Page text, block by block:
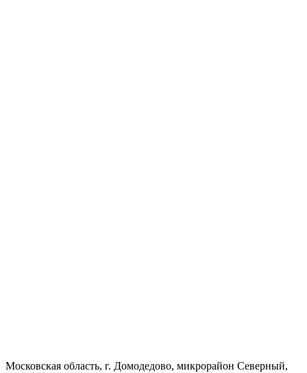
Московская область, г. Домодедово, микрорайон Северный,